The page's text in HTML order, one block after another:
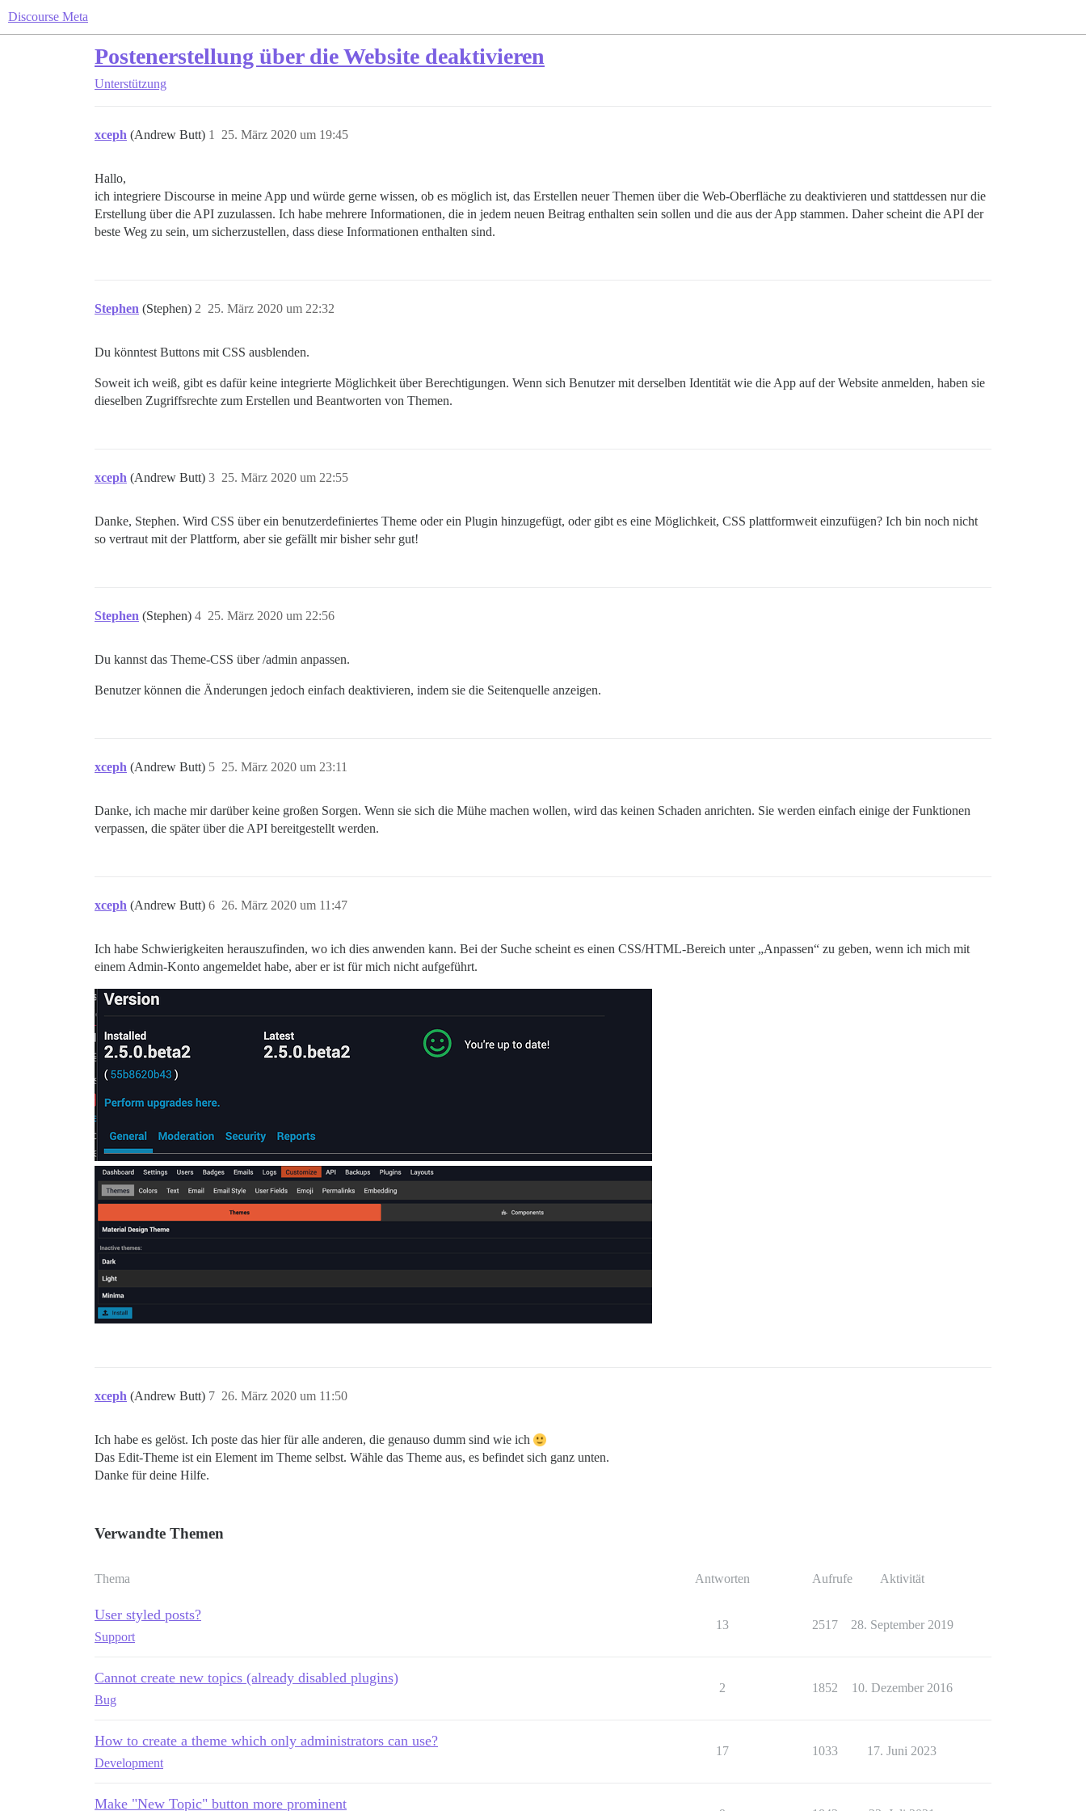
Discourse Meta
Postenerstellung über die Website deaktivieren
Unterstützung
xceph (Andrew Butt) 25. März 2020 um 19:45
1
Hallo,
ich integriere Discourse in meine App und würde gerne wissen, ob es möglich ist, das Erstellen neuer Themen über die Web-Oberfläche zu deaktivieren und stattdessen nur die
Erstellung über die API zuzulassen. Ich habe mehrere Informationen, die in jedem neuen Beitrag enthalten sein sollen und die aus der App stammen. Daher scheint die API der
beste Weg zu sein, um sicherzustellen, dass diese Informationen enthalten sind.
Stephen (Stephen) 25. März 2020 um 22:32
2
Du könntest Buttons mit CSS ausblenden.
Soweit ich weiß, gibt es dafür keine integrierte Möglichkeit über Berechtigungen. Wenn sich Benutzer mit derselben Identität wie die App auf der Website anmelden, haben sie
dieselben Zugriffsrechte zum Erstellen und Beantworten von Themen.
xceph (Andrew Butt) 25. März 2020 um 22:55
3
Danke, Stephen. Wird CSS über ein benutzerdefiniertes Theme oder ein Plugin hinzugefügt, oder gibt es eine Möglichkeit, CSS plattformweit einzufügen? Ich bin noch nicht
so vertraut mit der Plattform, aber sie gefällt mir bisher sehr gut!
Stephen (Stephen) 25. März 2020 um 22:56
4
Du kannst das Theme-CSS über /admin anpassen.
Benutzer können die Änderungen jedoch einfach deaktivieren, indem sie die Seitenquelle anzeigen.
xceph (Andrew Butt) 25. März 2020 um 23:11
5
Danke, ich mache mir darüber keine großen Sorgen. Wenn sie sich die Mühe machen wollen, wird das keinen Schaden anrichten. Sie werden einfach einige der Funktionen
verpassen, die später über die API bereitgestellt werden.
xceph (Andrew Butt) 26. März 2020 um 11:47
6
Ich habe Schwierigkeiten herauszufinden, wo ich dies anwenden kann. Bei der Suche scheint es einen CSS/HTML-Bereich unter „Anpassen“ zu geben, wenn ich mich mit
einem Admin-Konto angemeldet habe, aber er ist für mich nicht aufgeführt.
xceph (Andrew Butt) 26. März 2020 um 11:50
7
Ich habe es gelöst. Ich poste das hier für alle anderen, die genauso dumm sind wie ich
Das Edit-Theme ist ein Element im Theme selbst. Wähle das Theme aus, es befindet sich ganz unten.
Danke für deine Hilfe.
Verwandte Themen
Thema Antworten Aufrufe Aktivität
User styled posts?
Support
13 2517 28. September 2019
Cannot create new topics (already disabled plugins)
Bug
2 1852 10. Dezember 2016
How to create a theme which only administrators can use?
Development
17 1033 17. Juni 2023
Make "New Topic" button more prominent